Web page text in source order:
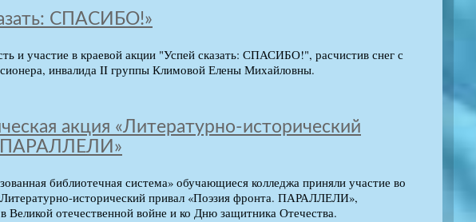
СПАСИБО!»
и участие в краевой акции "Успей сказать: СПАСИБО!", расчистив снег с
инвалида II группы Климовой Елены Михайловны.
акция «Литературно-исторический
ПАРАЛЛЕЛИ»
библиотечная система» обучающиеся колледжа приняли участие во
исторический привал «Поэзия фронта. ПАРАЛЛЕЛИ»,
отечественной войне и ко Дню защитника Отечества.